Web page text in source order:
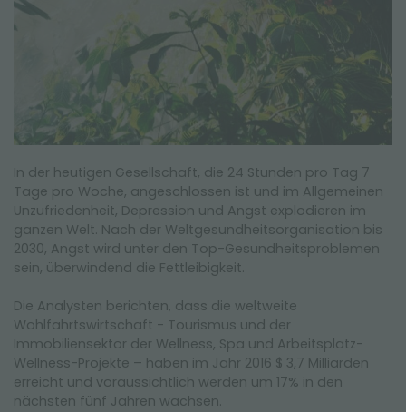
In der heutigen Gesellschaft, die 24 Stunden pro Tag 7
Tage pro Woche, angeschlossen ist und im Allgemeinen
Unzufriedenheit, Depression und Angst explodieren im
ganzen Welt. Nach der Weltgesundheitsorganisation bis
2030, Angst wird unter den Top-Gesundheitsproblemen
sein, überwindend die Fettleibigkeit.
Die Analysten berichten, dass die weltweite
Wohlfahrtswirtschaft - Tourismus und der
Immobiliensektor der Wellness, Spa und Arbeitsplatz-
Wellness-Projekte – haben im Jahr 2016 $ 3,7 Milliarden
erreicht und voraussichtlich werden um 17% in den
nächsten fünf Jahren wachsen.